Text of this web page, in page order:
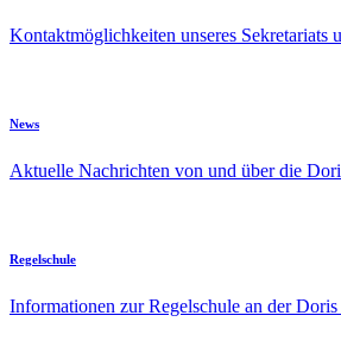
Kontaktmöglichkeiten unseres Sekretariats
News
Aktuelle Nachrichten von und über die
Regelschule
Informationen zur Regelschule an der